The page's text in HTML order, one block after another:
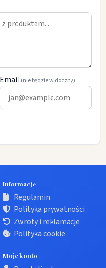
Email (nie będzie widoczny)
Informacje
Regulamin
Polityka prywatności
Zwroty i reklamacje
Polityka cookie
Moje konto